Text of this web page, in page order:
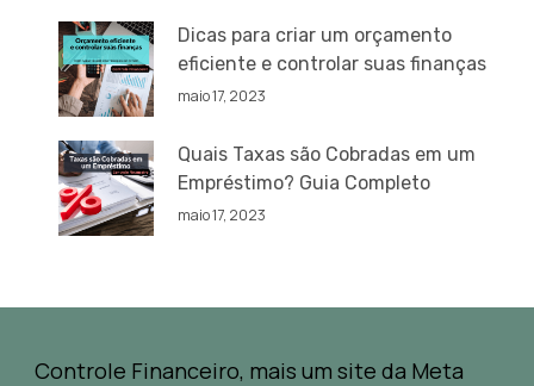
Dicas para criar um orçamento
eficiente e controlar suas finanças
maio 17, 2023
Quais Taxas são Cobradas em um
Empréstimo? Guia Completo
maio 17, 2023
Controle Financeiro, mais um site da Meta